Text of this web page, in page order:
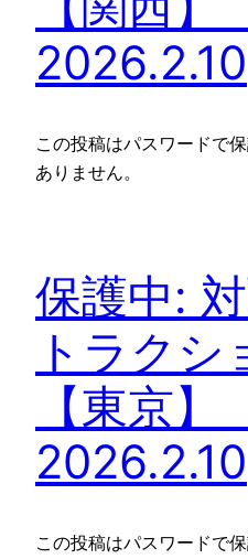
2026.2.10
この投稿はパスワードで
ありません。
保護中:
トラクシ
【東京】
2026.2.10
この投稿はパスワードで